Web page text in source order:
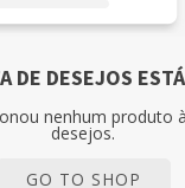
DE DESEJOS
nenhum produto
desejos.
GO TO SHOP